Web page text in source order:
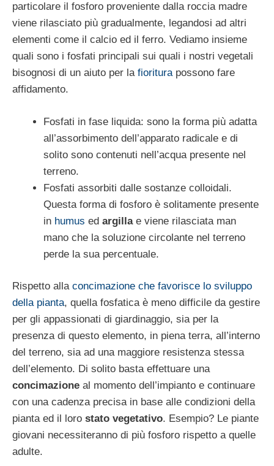
particolare il fosforo proveniente dalla roccia madre
viene rilasciato più gradualmente, legandosi ad altri
elementi come il calcio ed il ferro. Vediamo insieme
quali sono i fosfati principali sui quali i nostri vegetali
bisognosi di un aiuto per la fioriturapossono fare
affidamento.
Fosfati in fase liquida: sono la forma più adatta
all’assorbimento dell’apparato radicale e di
solito sono contenuti nell’acqua presente nel
terreno.
Fosfati assorbiti dalle sostanze colloidali.
Questa forma di fosforo è solitamente presente
in humus ed argillae viene rilasciata man
mano che la soluzione circolante nel terreno
perde la sua percentuale.
Rispetto alla concimazione che favorisce lo sviluppo
della pianta, quella fosfatica è meno difficile da gestire
per gli appassionati di giardinaggio, sia per la
presenza di questo elemento, in piena terra, all’interno
del terreno, sia ad una maggiore resistenza stessa
dell’elemento. Di solito basta effettuare una
concimazione al momento dell’impianto e continuare
con una cadenza precisa in base alle condizioni della
pianta ed il loro stato vegetativo. Esempio? Le piante
giovani necessiteranno di più fosforo rispetto a quelle
adulte.